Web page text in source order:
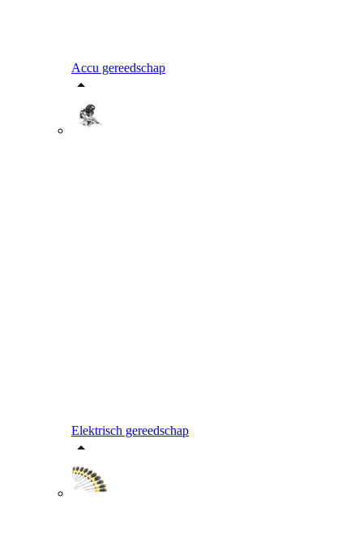
Accu gereedschap
Elektrisch gereedschap